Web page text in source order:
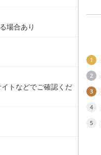
場合あり
トなどでご確認くだ
1
2
3
4
5